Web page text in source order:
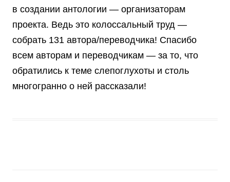
в создании антологии — организаторам
проекта. Ведь это колоссальный труд —
собрать 131 автора/переводчика! Спасибо
всем авторам и переводчикам — за то, что
обратились к теме слепоглухоты и столь
многогранно о ней рассказали!